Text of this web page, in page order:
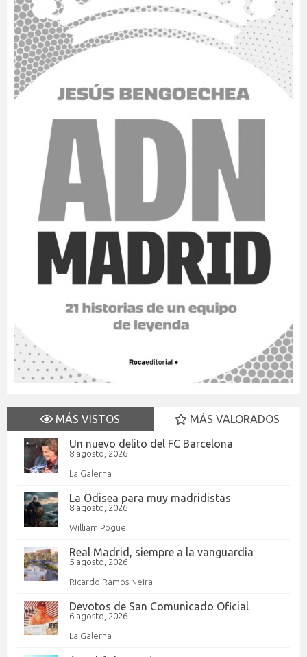
MÁS VISTOS
MÁS VALORADOS
Un nuevo delito del FC Barcelona
8 agosto, 2026
La Galerna
La Odisea para muy madridistas
8 agosto, 2026
William Pogue
Real Madrid, siempre a la vanguardia
5 agosto, 2026
Ricardo Ramos Neira
Devotos de San Comunicado Oficial
6 agosto, 2026
La Galerna